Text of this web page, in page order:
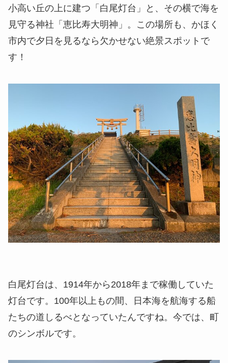
小高い丘の上に建つ 「白尾灯台」
と、その横で海を
見守る神社 「恵比寿大明神」 。この場所も、かほく
市内で夕日を見るなら欠かせない絶景スポットで
す！
白尾灯台は、1914年から2018年まで稼働していた
灯台です。100年以上もの間、日本海を航海する船
たちの道しるべとなっていたんですね。今では、町
のシンボルです。